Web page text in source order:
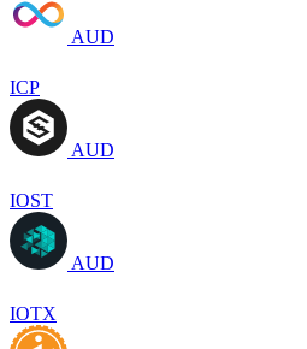
AUD
ICP
AUD
IOST
AUD
IOTX